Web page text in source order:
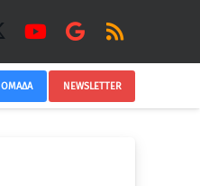
ΟΜΑΔΑ NEWSLETTER